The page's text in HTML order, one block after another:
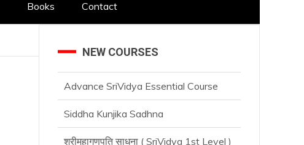
Books Contact
NEW COURSES
Advance SriVidya Essential Course
Siddha Kunjika Sadhna
श्रीमहागणपति साधना ( SriVidya 1st Level )